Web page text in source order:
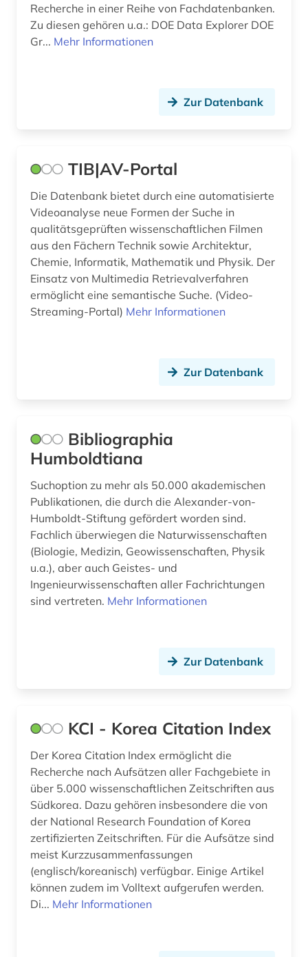
Recherche in einer Reihe von Fachdatenbanken.
Zu diesen gehören u.a.: DOE Data Explorer DOE
Gr... Mehr Informationen
Zur Datenbank
TIB|AV-Portal
Die Datenbank bietet durch eine automatisierte
Videoanalyse neue Formen der Suche in
qualitätsgeprüften wissenschaftlichen Filmen
aus den Fächern Technik sowie Architektur,
Chemie, Informatik, Mathematik und Physik. Der
Einsatz von Multimedia Retrievalverfahren
ermöglicht eine semantische Suche. (Video-
Streaming-Portal) Mehr Informationen
Zur Datenbank
Bibliographia
Humboldtiana
Suchoption zu mehr als 50.000 akademischen
Publikationen, die durch die Alexander-von-
Humboldt-Stiftung gefördert worden sind.
Fachlich überwiegen die Naturwissenschaften
(Biologie, Medizin, Geowissenschaften, Physik
u.a.), aber auch Geistes- und
Ingenieurwissenschaften aller Fachrichtungen
sind vertreten. Mehr Informationen
Zur Datenbank
KCI - Korea Citation Index
Der Korea Citation Index ermöglicht die
Recherche nach Aufsätzen aller Fachgebiete in
über 5.000 wissenschaftlichen Zeitschriften aus
Südkorea. Dazu gehören insbesondere die von
der National Research Foundation of Korea
zertifizierten Zeitschriften. Für die Aufsätze sind
meist Kurzzusammenfassungen
(englisch/koreanisch) verfügbar. Einige Artikel
können zudem im Volltext aufgerufen werden.
Di... Mehr Informationen